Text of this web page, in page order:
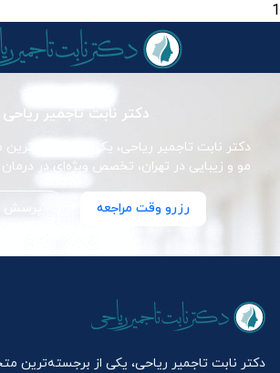
1
دکتر نابت تاجمیر ریاحی
دکتر نابت تاجمیر ریاحی، یکی از
مو و زیبایی در تهران، تخصص ویژه‌ای در
رزرو وقت مراجعه پرسش
دکتر نابت تاجمیر ریاحی، یکی از